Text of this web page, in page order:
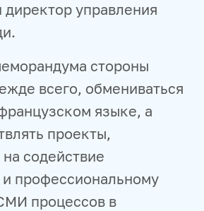
директор управления
стороны
всего, обмениваться
языке, а
проекты,
содействие
профессиональному
процессов в